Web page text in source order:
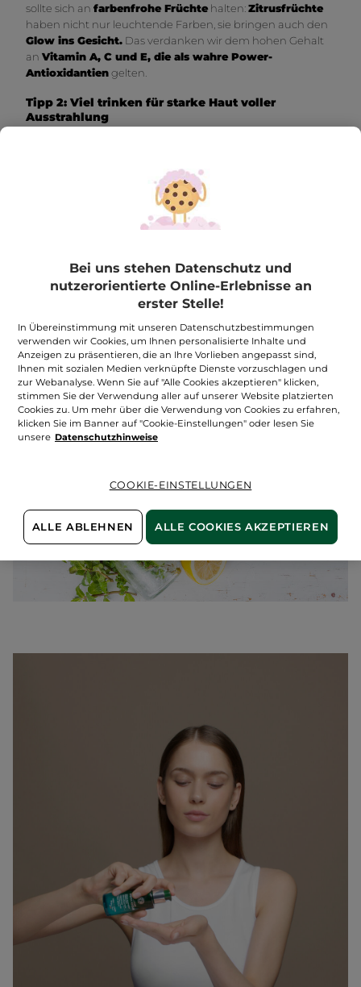
sollte sich an farbenfrohe Früchtehalten:Zitrusfrüchte
haben nicht nur leuchtende Farben, sie bringen auch den
Glow ins Gesicht. Das verdanken wir dem hohen Gehalt
an Vitamin A, C und E, die als wahre Power-
Antioxidantiengelten.
Tipp 2: Viel trinken für starke Haut voller
Ausstrahlung
auf der Tagesordnung stehen! Ein guter
macht die Haut prall, sodass sie
. Je mehr wir trinken, desto besser
fühlen wir uns nicht nur, desto mehr Strahlkraft hat auch
Tricks, wiestets eine Flasche Wasser zur Handzur haben.
Mit verschiedenen Teesorten oder Infused Water mit
frischen Kräutern und Früchten bringt man Abwechslung
in das Glas!
Bei uns stehen Datenschutz und
nutzerorientierte Online-Erlebnisse an
erster Stelle!
In Übereinstimmung mit unseren Datenschutzbestimmungen
verwenden wir Cookies, um Ihnen personalisierte Inhalte und
Anzeigen zu präsentieren, die an Ihre Vorlieben angepasst sind,
Ihnen mit sozialen Medien verknüpfte Dienste vorzuschlagen und
zur Webanalyse. Wenn Sie auf "Alle Cookies akzeptieren" klicken,
stimmen Sie der Verwendung aller auf unserer Website platzierten
Cookies zu. Um mehr über die Verwendung von Cookies zu erfahren,
klicken Sie im Banner auf "Cookie-Einstellungen" oder lesen Sie
unsere Datenschutzhinweise
COOKIE-EINSTELLUNGEN
ALLE ABLEHNEN ALLE COOKIES AKZEPTIEREN